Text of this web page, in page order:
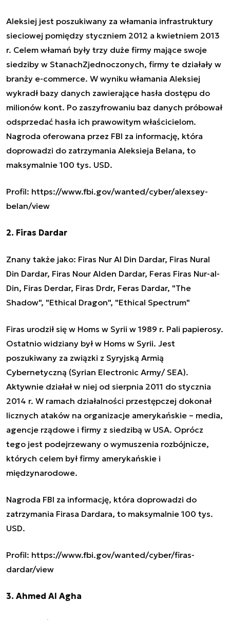
Aleksiej jest poszukiwany za włamania infrastruktury
sieciowej pomiędzy styczniem 2012 a kwietniem 2013
r. Celem włamań były trzy duże firmy mające swoje
siedziby w StanachZjednoczonych, firmy te działały w
branży e-commerce. W wyniku włamania Aleksiej
wykradł bazy danych zawierające hasła dostępu do
milionów kont. Po zaszyfrowaniu baz danych próbował
odsprzedać hasła ich prawowitym właścicielom.
Nagroda oferowana przez FBI za informację, która
doprowadzi do zatrzymania Aleksieja Belana, to
maksymalnie 100 tys. USD.
Profil: https://www.fbi.gov/wanted/cyber/alexsey-
belan/view
2. Firas Dardar
Znany także jako: Firas Nur Al Din Dardar, Firas Nural
Din Dardar, Firas Nour Alden Dardar, Feras Firas Nur-al-
Din, Firas Derdar, Firas Drdr, Feras Dardar, "The
Shadow", "Ethical Dragon", "Ethical Spectrum"
Firas urodził się w Homs w Syrii w 1989 r. Pali papierosy.
Ostatnio widziany był w Homs w Syrii. Jest
poszukiwany za związki z Syryjską Armią
Cybernetyczną (Syrian Electronic Army/ SEA).
Aktywnie działał w niej od sierpnia 2011 do stycznia
2014 r. W ramach działalności przestępczej dokonał
licznych ataków na organizacje amerykańskie – media,
agencje rządowe i firmy z siedzibą w USA. Oprócz
tego jest podejrzewany o wymuszenia rozbójnicze,
których celem był firmy amerykańskie i
międzynarodowe.
Nagroda FBI za informację, która doprowadzi do
zatrzymania Firasa Dardara, to maksymalnie 100 tys.
USD.
Profil: https://www.fbi.gov/wanted/cyber/firas-
dardar/view
3. Ahmed Al Agha